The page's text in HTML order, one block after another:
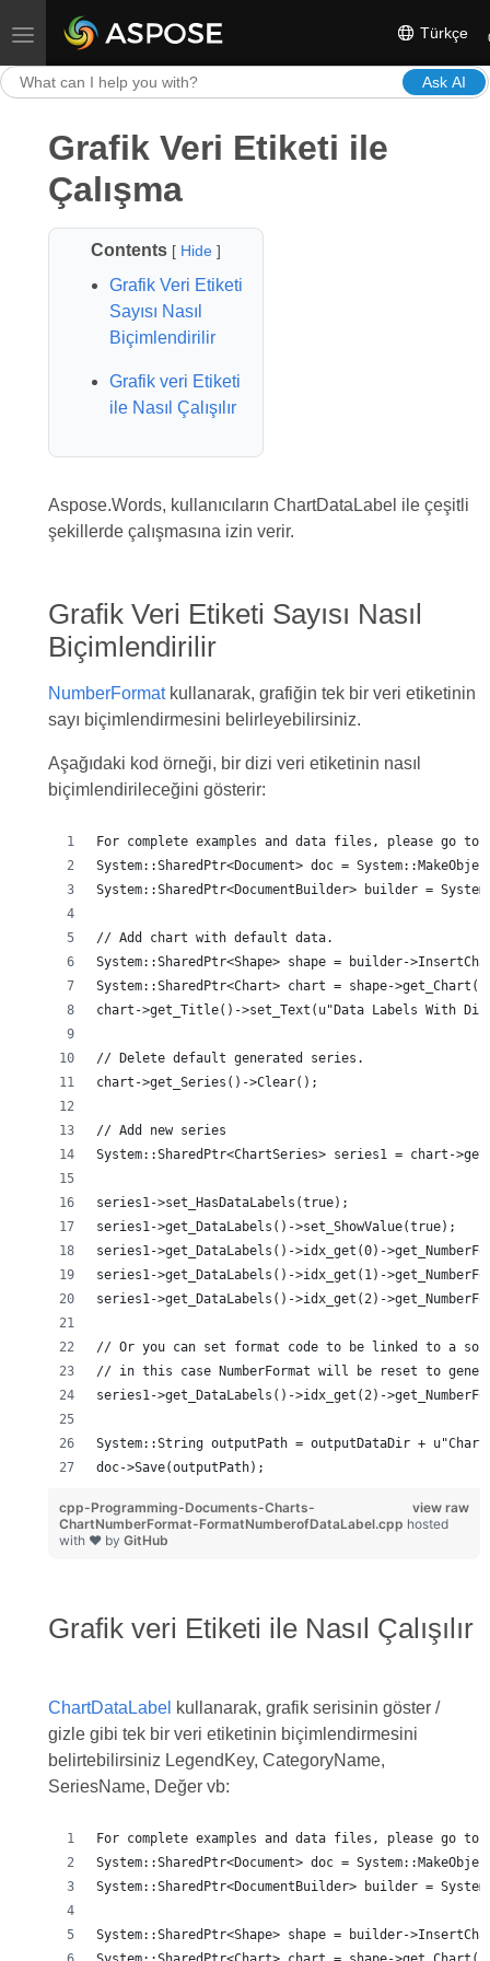
Toggle navigation Türkçe
Ask AI
Grafik Veri Etiketi ile
Çalışma
Contents [ Hide]
Grafik Veri Etiketi
Sayısı Nasıl
Biçimlendirilir
Grafik veri Etiketi
ile Nasıl Çalışılır
Aspose.Words, kullanıcıların ChartDataLabel ile çeşitli
şekillerde çalışmasına izin verir.
Grafik Veri Etiketi Sayısı Nasıl
Biçimlendirilir
NumberFormatkullanarak, grafiğin tek bir veri etiketinin
sayı biçimlendirmesini belirleyebilirsiniz.
Aşağıdaki kod örneği, bir dizi veri etiketinin nasıl
biçimlendirileceğini gösterir:
For complete examples and data files, please go to
System::SharedPtr<Document> doc =
System::SharedPtr<DocumentBuilder> builder =
// Add chart with default data.
System::SharedPtr<Shape> shape = builder-
System::SharedPtr<Chart> chart = shape-
chart->get_Title()->set_Text(u"Data Labels With
// Delete default generated series.
chart->get_Series()->Clear();
// Add new series
System::SharedPtr<ChartSeries> series1 = chart-
series1->set_HasDataLabels(true);
series1->get_DataLabels()->set_ShowValue(true);
series1->get_DataLabels()->idx_get(0)-
series1->get_DataLabels()->idx_get(1)-
series1->get_DataLabels()->idx_get(2)-
// Or you can set format code to be linked to a
// in this case NumberFormat will be reset to
series1->get_DataLabels()->idx_get(2)-
System::String outputPath = outputDataDir +
doc->Save(outputPath);
view raw
cpp-Programming-Documents-Charts-
ChartNumberFormat-FormatNumberofDataLabel.cpp hosted
with ❤ by GitHub
Grafik veri Etiketi ile Nasıl Çalışılır
ChartDataLabel kullanarak, grafik serisinin göster /
gizle gibi tek bir veri etiketinin biçimlendirmesini
belirtebilirsiniz LegendKey, CategoryName,
SeriesName, Değer vb:
For complete examples and data files, please go to
System::SharedPtr<Document> doc =
System::SharedPtr<DocumentBuilder> builder =
System::SharedPtr<Shape> shape = builder-